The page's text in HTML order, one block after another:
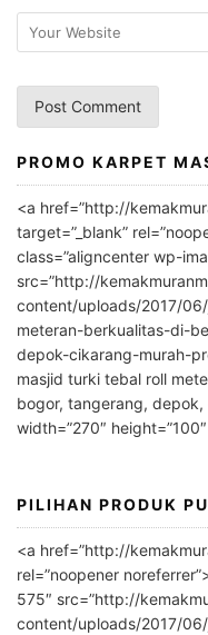
A
l
r
n
a
t
i
v
PROMO KARPET
<a href=”http://
target=”_blank”
class=”aligncenter wp-
src=”http://
content/uploads/2017/
meteran-berkualitas-di-
depok-cikarang-murah-
masjid turki tebal roll
bogor, tangerang,
width=”270″
PILIHAN PRODUK
<a href=”http://
rel=”noopener
575″ src=”http://
content/uploads/2017/